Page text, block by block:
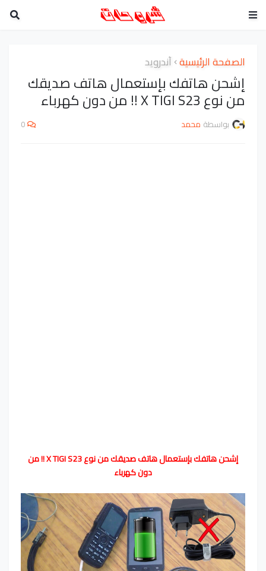
الصفحة الرئيسية أندرويد
إشحن هاتفك بإستعمال هاتف صديقك
من نوع X TIGI S23 !! من دون كهرباء
بواسطة محمد 0
إشحن هاتفك بإستعمال هاتف صديقك من نوع X TIGI S23 !! من
دون كهرباء